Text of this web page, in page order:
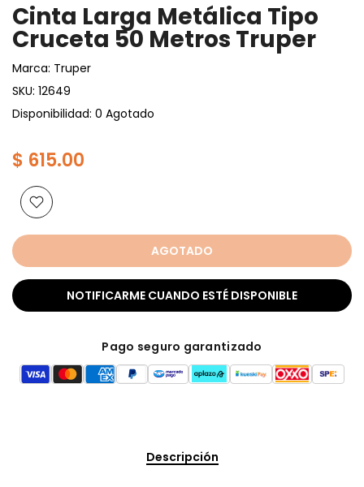
Cinta Larga Metálica Tipo
Cruceta 50 Metros Truper
Marca: Truper
SKU: 12649
Disponibilidad: 0 Agotado
$ 615.00
AGOTADO
NOTIFICARME CUANDO ESTÉ DISPONIBLE
Pago seguro garantizado
Descripción